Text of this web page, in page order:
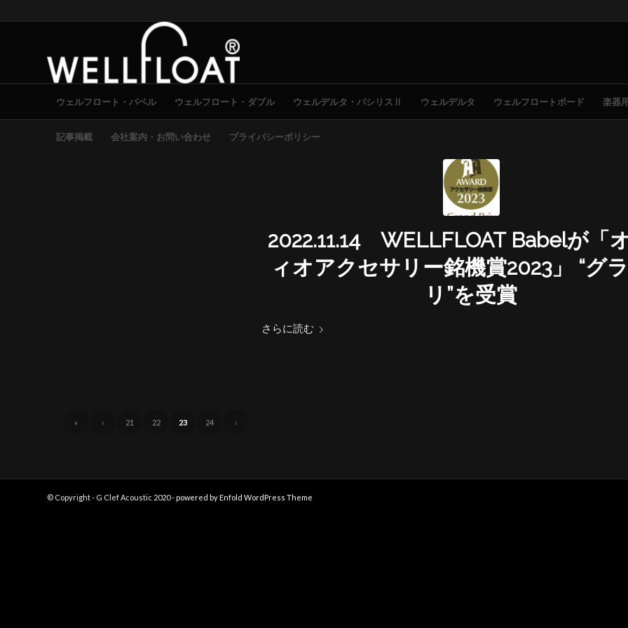
ウェルフロート・バベル ウェルフロート・ダブル ウェルデルタ・バシリスⅡ ウェルデルタ ウェルフロートボード 楽器
記事掲載 会社案内・お問い合わせ プライバシーポリシー
2022.11.14 WELLFLOAT Babelが「
ィオアクセサリー銘機賞2023」 “グ
リ”を受賞
さらに読む
« ‹ 21 22 23 24 ›
© Copyright - G Clef Acoustic 2020 -powered by Enfold WordPress Theme